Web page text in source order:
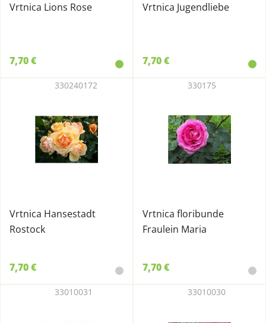
Vrtnica Lions Rose
7,70 €
Vrtnica Jugendliebe
7,70 €
Vrtnica Hansestadt
Rostock
330240172
7,70 €
Vrtnica floribunde
Fraulein Maria
330175
7,70 €
33010031 33010030